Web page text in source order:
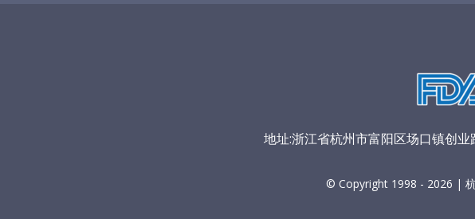
地址:浙江省杭州市富阳区场口镇创
© Copyright 1998 - 2026 |